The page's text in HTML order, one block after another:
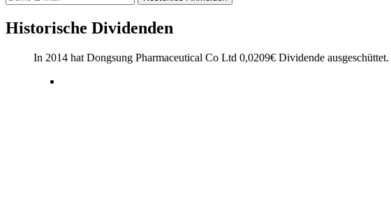
Historische Dividenden
In 2014 hat Dongsung Pharmaceutical Co Ltd 0,0209€ Dividende ausgeschüttet.